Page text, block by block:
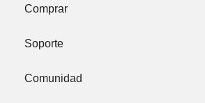
Bibliotecas
Visita guiada
Descargar DipTrace
Paquetes de idiomas
Productos relacionados
Comprar
Tienda Online
Precios por Volumen
Soporte
Solicite soporte
Comunidad